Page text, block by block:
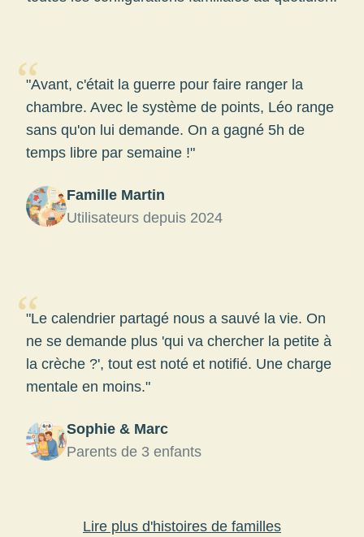
“
"Avant, c'était la guerre pour faire ranger la
chambre. Avec le système de points, Léo range
sans qu'on lui demande. On a gagné 5h de
temps libre par semaine !"
Famille Martin
Utilisateurs depuis 2024
“
"Le calendrier partagé nous a sauvé la vie. On
ne se demande plus 'qui va chercher la petite à
la crèche ?', tout est noté et notifié. Une charge
mentale en moins."
Sophie & Marc
Parents de 3 enfants
Lire plus d'histoires de familles